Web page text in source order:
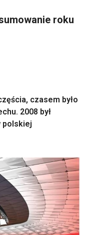
roku
czasem było
2008 był
polskiej